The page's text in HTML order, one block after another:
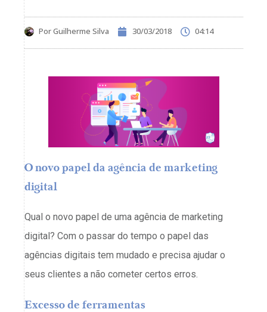
PorGuilherme Silva 30/03/2018 04:14
O novo papel da agência de marketing
digital
Qual o novo papel de uma agência de marketing
digital? Com o passar do tempo o papel das
agências digitais tem mudado e precisa ajudar o
seus clientes a não cometer certos erros.
Excesso de ferramentas